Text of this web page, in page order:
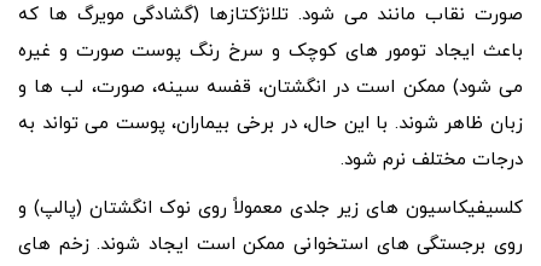
صورت نقاب مانند می شود. تلانژکتازها (گشادگی مویرگ ها که
باعث ایجاد تومور های کوچک و سرخ رنگ پوست صورت و غیره
می شود) ممکن است در انگشتان، قفسه سینه، صورت، لب ها و
زبان ظاهر شوند. با این حال، در برخی بیماران، پوست می تواند به
درجات مختلف نرم شود.
کلسیفیکاسیون های زیر جلدی معمولاً روی نوک انگشتان (پالپ) و
روی برجستگی های استخوانی ممکن است ایجاد شوند. زخم‌ های